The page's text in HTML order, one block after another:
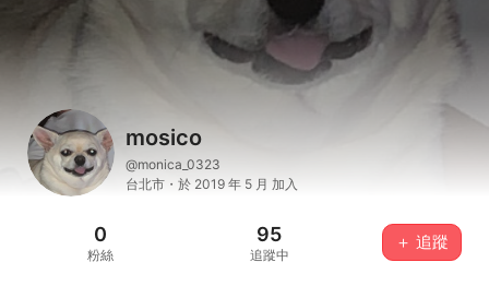
mosico
@monica_0323
台北市・於 2019 年 5 月 加入
0
粉絲
95
追蹤中
＋ 追蹤